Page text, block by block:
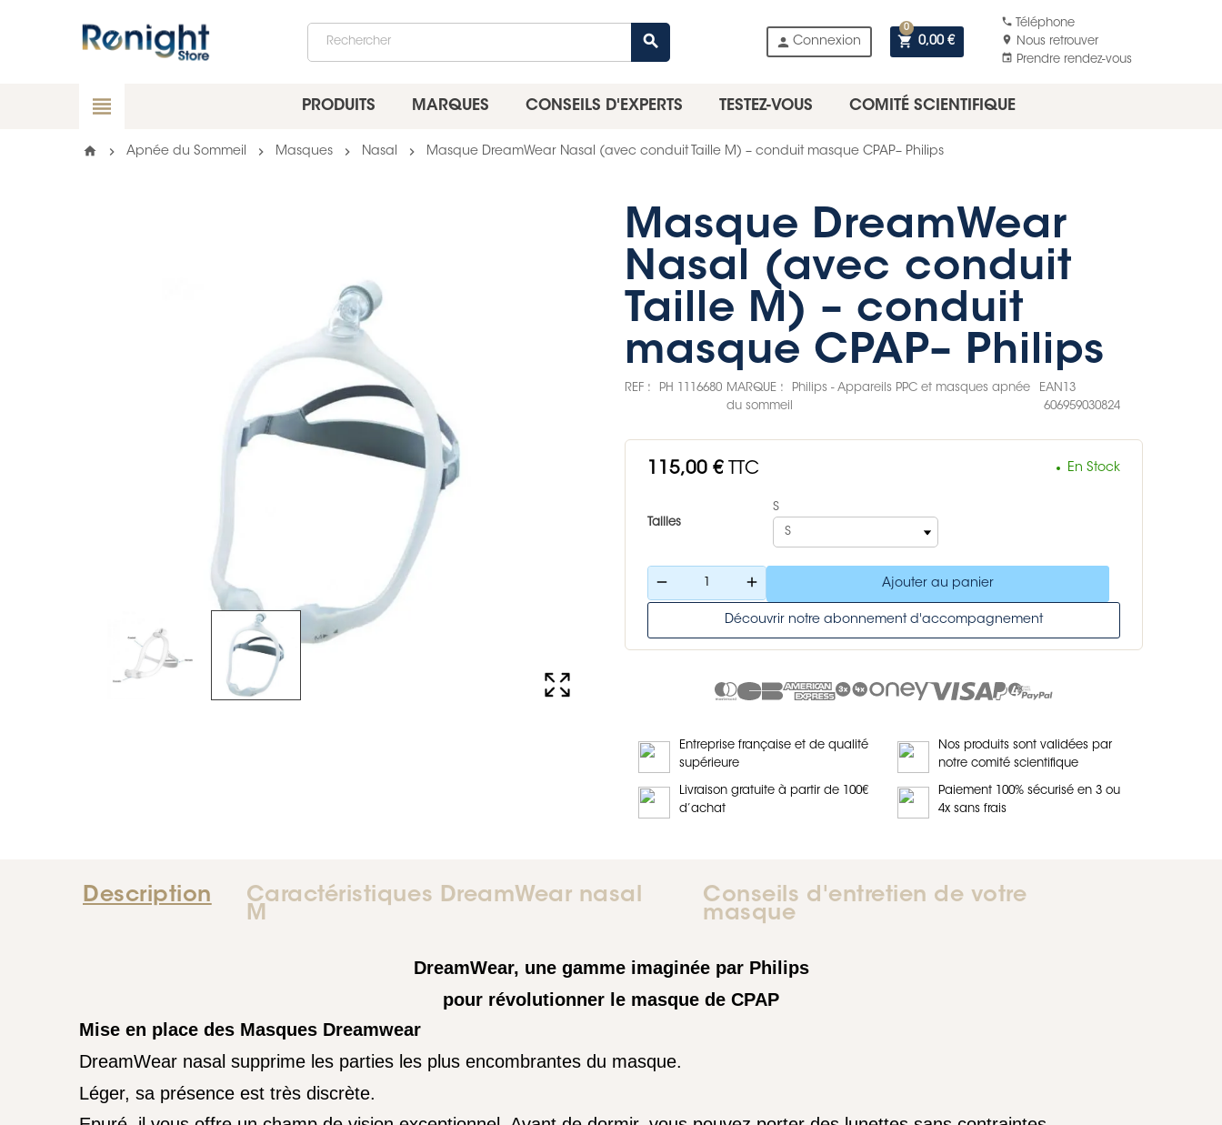
search person Connexion shopping_cart 0,00 €
0
phone Téléphone
location_on
Nous retrouver
event
Prendre rendez-vous
view_headline PRODUITS MARQUES CONSEILS D'EXPERTS TESTEZ-VOUS COMITÉ SCIENTIFIQUE
home chevron_right Apnée du Sommeil chevron_right Masques chevron_right Nasal chevron_right Masque DreamWear Nasal (avec conduit Taille M) – conduit masque CPAP– Philips
Masque DreamWear
Nasal (avec conduit
Taille M) – conduit
masque CPAP– Philips
REF : PH 1116680 MARQUE :
Philips - Appareils PPC et masques apnée
du sommeil
EAN13
606959030824
115,00 € TTC En Stock
Tailles
S
remove add Ajouter au panier
Découvrir notre abonnement d'accompagnement
Entreprise française et de qualité
supérieure
Nos produits sont validées par
notre comité scientifique
Livraison gratuite à partir de 100€
d’achat
Paiement 100% sécurisé en 3 ou
4x sans frais
Description
Caractéristiques DreamWear nasal
M
Conseils d'entretien de votre
masque
DreamWear, une gamme imaginée par Philips
pour révolutionner le masque de CPAP
Mise en place des Masques Dreamwear
DreamWear nasal supprime les parties les plus encombrantes du masque.
Léger, sa présence est très discrète.